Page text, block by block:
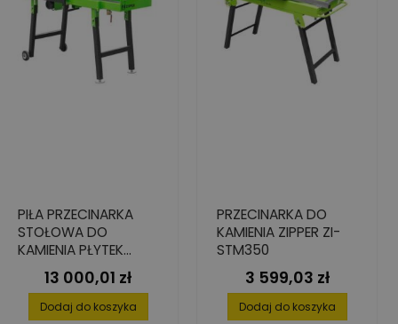
PIŁA PRZECINARKA
STOŁOWA DO
KAMIENIA PŁYTEK
BLOCZKÓW ZIPPER ZI-
ZSM600
Cena
13 000,01 zł
Dodaj do koszyka
PRZECINARKA DO
KAMIENIA ZIPPER ZI-
STM350
Cena
3 599,03 zł
Dodaj do koszyka